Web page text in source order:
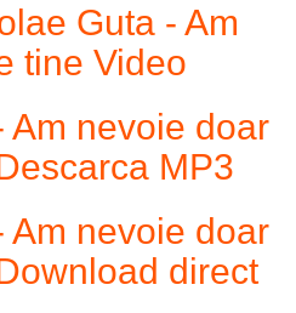
Guta - Am
tine Video
Am nevoie doar
MP3
Am nevoie doar
direct